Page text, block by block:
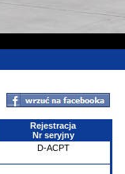
Rejestracja
Nr seryjny
D-ACPT